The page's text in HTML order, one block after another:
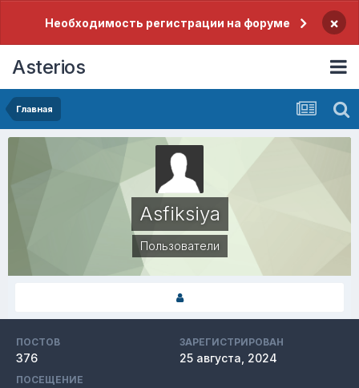
Необходимость регистрации на форуме ×
Asterios
Главная
Asfiksiya
Пользователи
ПОСТОВ
376
ЗАРЕГИСТРИРОВАН
25 августа, 2024
ПОСЕЩЕНИЕ